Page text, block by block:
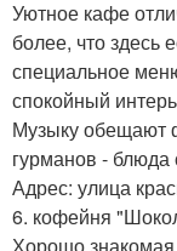
Уютное кафе
более, что здесь
специальное
спокойный
Музыку обещают
гурманов - блюда
Адрес: улица
6. кофейня